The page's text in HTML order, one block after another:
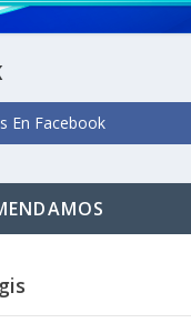
En Facebook